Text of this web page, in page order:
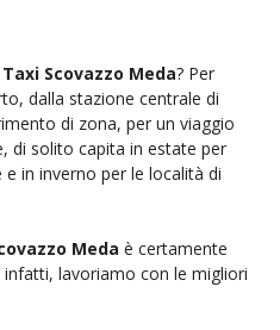
Taxi Scovazzo Meda? Per
dalla stazione centrale di
di zona, per un viaggio
di solito capita in estate per
in inverno per le località di
Meda è certamente
lavoriamo con le migliori